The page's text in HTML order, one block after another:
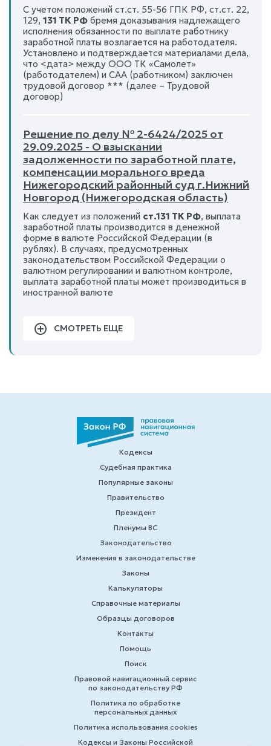
С учетом положений ст.ст. 55-56 ГПК РФ, ст.ст. 22,
129, 131 ТК РФ бремя доказывания надлежащего
исполнения обязанности по выплате работнику
заработной платы возлагается на работодателя.
Установлено и подтверждается материалами дела,
что <дата> между ООО ТК «Самолет»
(работодателем) и САА (работником) заключен
трудовой договор *** (далее – Трудовой
договор)
Решение по делу № 2-6424/2025 от
29.09.2025 - О взыскании
задолженности по заработной плате,
компенсации морального вреда
Нижегородский районный суд г.Нижний
Новгород (Нижегородская область)
Как следует из положений ст.131 ТК РФ, выплата
заработной платы производится в денежной
форме в валюте Российской Федерации (в
рублях). В случаях, предусмотренных
законодательством Российской Федерации о
валютном регулировании и валютном контроле,
выплата заработной платы может производиться в
иностранной валюте
СМОТРЕТЬ ЕЩЕ
Кодексы
Судебная практика
Популярные законы
Правительство
Президент
Пленумы ВС
Законодательство
Изменения в законодательстве
Законы
Калькуляторы
Справочные материалы
Образцы договоров
Контакты
Помощь
Поиск
Правовой навигационный сервис
по законодательству РФ
Политика по обработке
персональных данных
Политика использования cookies
Кодексы и Законы Российской